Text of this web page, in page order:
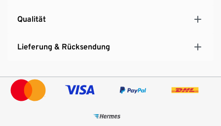
Qualität
Lieferung & Rücksendung